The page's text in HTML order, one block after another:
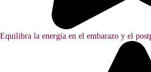
Equilibra la energía en el embarazo y el